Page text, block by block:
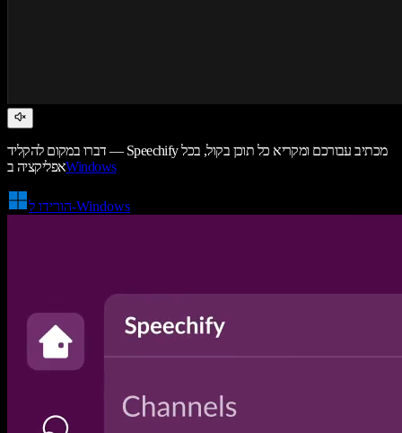
דברו במקום להקליד — Speechify מכתיב עבורכם ומקריא כל תוכן בקול, בכל
אפליקציה בWindows
הורידו ל-Windows